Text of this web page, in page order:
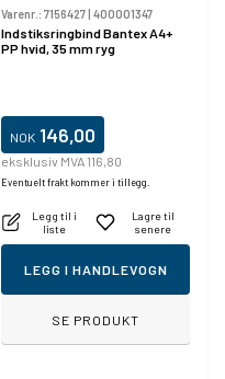
Varenr.: 7156427 400001347
Indstiksringbind Bantex A4+
PP hvid, 35 mm ryg
NOK 146,00
eksklusiv MVA 116,80
Eventuelt frakt kommer i tillegg.
Legg til i
liste
Lagre til
senere
LEGG I HANDLEVOGN
SE PRODUKT